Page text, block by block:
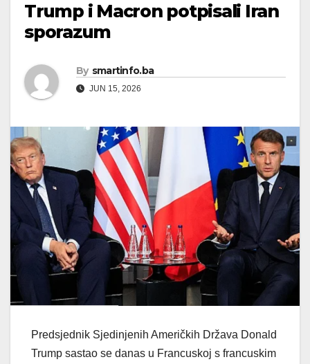
Trump i Macron potpisali Iran
sporazum
By smartinfo.ba
JUN 15, 2026
Predsjednik Sjedinjenih Američkih Država Donald
Trump sastao se danas u Francuskoj s francuskim